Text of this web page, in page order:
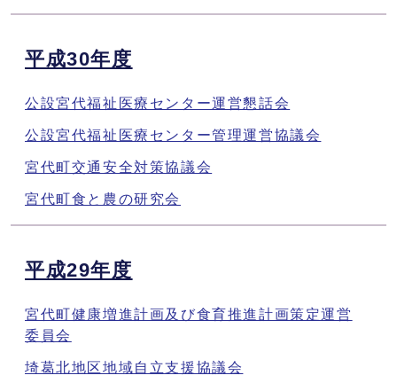
平成30年度
公設宮代福祉医療センター運営懇話会
公設宮代福祉医療センター管理運営協議会
宮代町交通安全対策協議会
宮代町食と農の研究会
平成29年度
宮代町健康増進計画及び食育推進計画策定運営
委員会
埼葛北地区地域自立支援協議会